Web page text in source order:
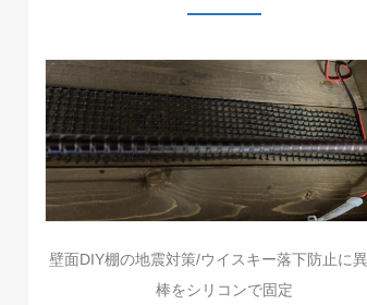
壁面DIY棚の地震対策/ウイスキー落下防止に
棒をシリコンで固定